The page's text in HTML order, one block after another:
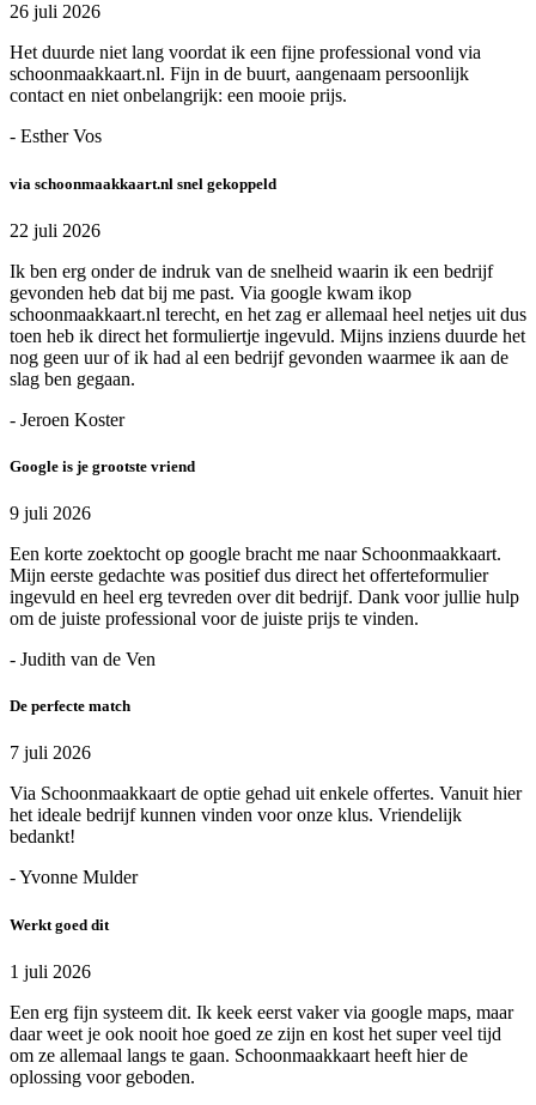
26 juli 2026
Het duurde niet lang voordat ik een fijne professional vond via
schoonmaakkaart.nl. Fijn in de buurt, aangenaam persoonlijk
contact en niet onbelangrijk: een mooie prijs.
- Esther Vos
via schoonmaakkaart.nl snel gekoppeld
22 juli 2026
Ik ben erg onder de indruk van de snelheid waarin ik een bedrijf
gevonden heb dat bij me past. Via google kwam ikop
schoonmaakkaart.nl terecht, en het zag er allemaal heel netjes uit dus
toen heb ik direct het formuliertje ingevuld. Mijns inziens duurde het
nog geen uur of ik had al een bedrijf gevonden waarmee ik aan de
slag ben gegaan.
- Jeroen Koster
Google is je grootste vriend
9 juli 2026
Een korte zoektocht op google bracht me naar Schoonmaakkaart.
Mijn eerste gedachte was positief dus direct het offerteformulier
ingevuld en heel erg tevreden over dit bedrijf. Dank voor jullie hulp
om de juiste professional voor de juiste prijs te vinden.
- Judith van de Ven
De perfecte match
7 juli 2026
Via Schoonmaakkaart de optie gehad uit enkele offertes. Vanuit hier
het ideale bedrijf kunnen vinden voor onze klus. Vriendelijk
bedankt!
- Yvonne Mulder
Werkt goed dit
1 juli 2026
Een erg fijn systeem dit. Ik keek eerst vaker via google maps, maar
daar weet je ook nooit hoe goed ze zijn en kost het super veel tijd
om ze allemaal langs te gaan. Schoonmaakkaart heeft hier de
oplossing voor geboden.